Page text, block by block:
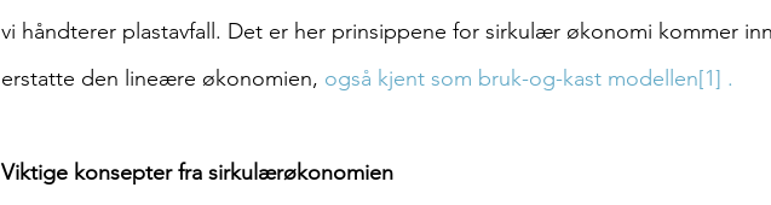
vi håndterer plastavfall. Det er her prinsippene for sirkulær økonomi kommer
erstatte den lineære økonomien, også kjent som bruk-og-kast modellen[1] .
Viktige konsepter fra sirkulærøkonomien